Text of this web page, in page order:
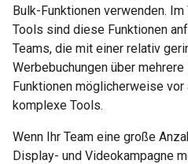
Bulk-Funktionen verwenden.
Tools sind diese Funktionen
Teams, die mit einer relativ
Werbebuchungen über
Funktionen möglicherweise vor
komplexe Tools.
Wenn Ihr Team eine große
Display- und Videokampagne